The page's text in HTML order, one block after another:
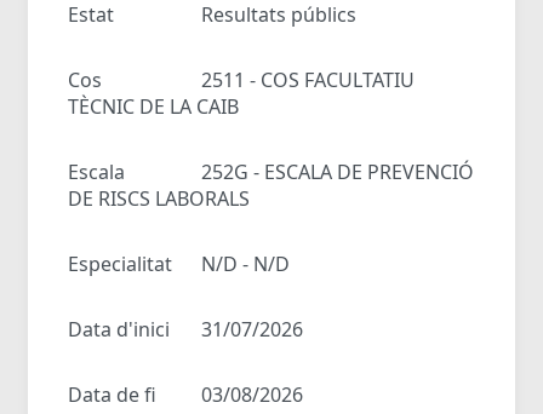
Estat Resultats públics
Cos
2511 - COS FACULTATIU
TÈCNIC DE LA CAIB
Escala
252G - ESCALA DE PREVENCIÓ
DE RISCS LABORALS
Especialitat N/D - N/D
Data d'inici 31/07/2026
Data de fi 03/08/2026